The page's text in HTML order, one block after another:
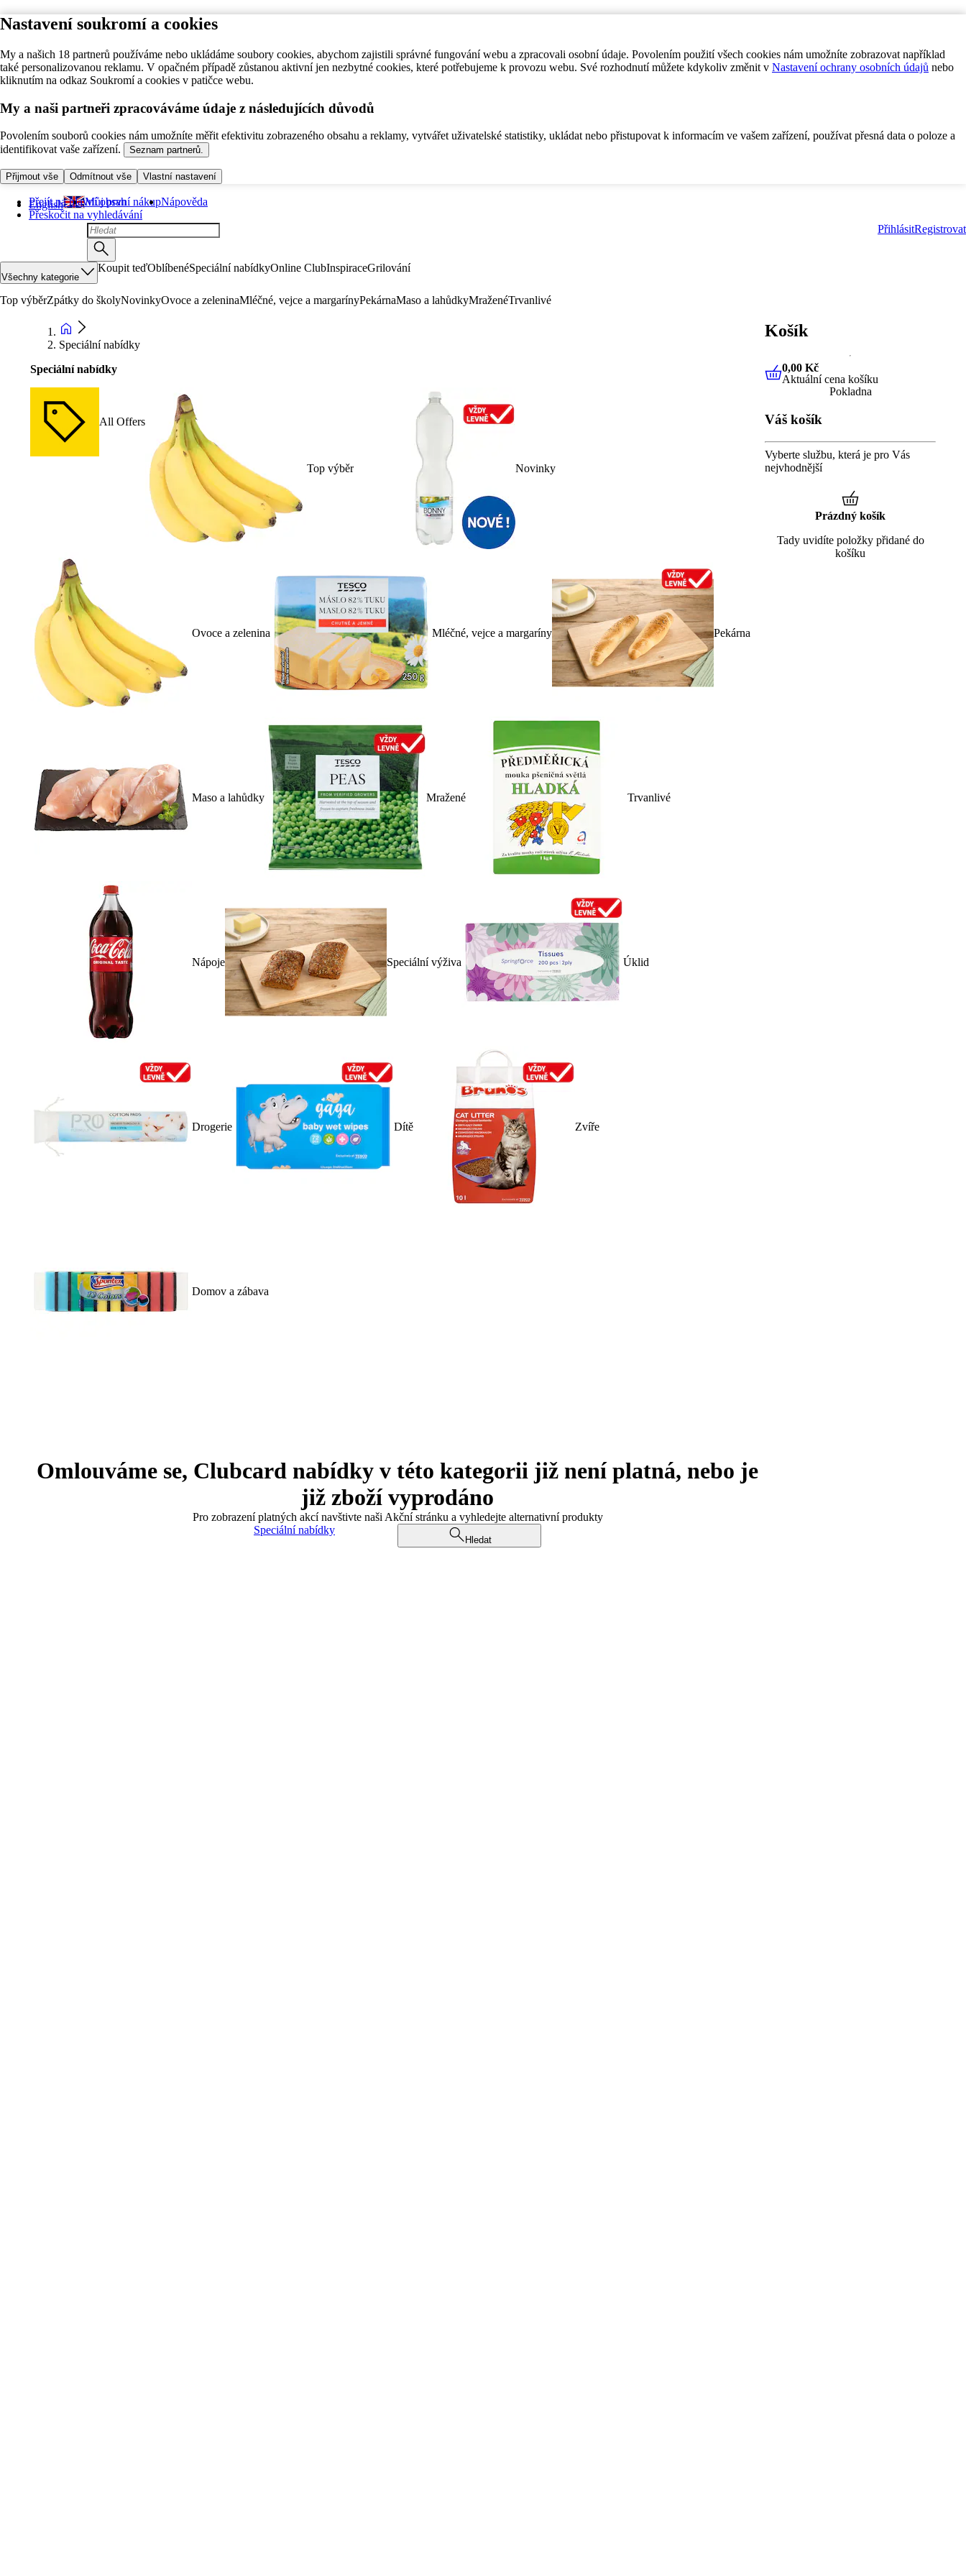
Nastavení soukromí a cookies
My a našich 18 partnerů používáme nebo ukládáme soubory cookies, abychom zajistili správné fungování webu a zpracovali osobní údaje. Povolením použití všech cookies nám umožníte zobrazovat například
také personalizovanou reklamu. V opačném případě zůstanou aktivní jen nezbytné cookies, které potřebujeme k provozu webu. Své rozhodnutí můžete kdykoliv změnit v Nastavení ochrany osobních údajů nebo
kliknutím na odkaz Soukromí a cookies v patičce webu.
My a naši partneři zpracováváme údaje z následujících důvodů
Povolením souborů cookies nám umožníte měřit efektivitu zobrazeného obsahu a reklamy, vytvářet uživatelské statistiky, ukládat nebo přistupovat k informacím ve vašem zařízení, používat přesná data o poloze a
identifikovat vaše zařízení.
Seznam partnerů.
Přijmout vše Odmítnout vše Vlastní nastavení
Přejít na hlavní obsah
Přeskočit na vyhledávání
English Můj první nákupNápověda
PřihlásitRegistrovat
Všechny kategorie
Koupit teďOblíbenéSpeciální nabídkyOnline ClubInspiraceGrilování
Top výběrZpátky do školyNovinkyOvoce a zeleninaMléčné, vejce a margarínyPekárnaMaso a lahůdkyMraženéTrvanlivé
Speciální nabídky
Speciální nabídky
All Offers
Top výběr Novinky
Ovoce a zelenina Mléčné, vejce a margaríny Pekárna
Maso a lahůdky Mražené Trvanlivé
Nápoje Speciální výživa Úklid
Drogerie Dítě Zvíře
Domov a zábava
Omlouváme se, Clubcard nabídky v této kategorii již není platná, nebo je
již zboží vyprodáno
Pro zobrazení platných akcí navštivte naši Akční stránku a vyhledejte alternativní produkty
Speciální nabídky
Hledat
Košík
0,00 KčAktuální cena košíku
0,00 Kč
Aktuální cena košíku
Pokladna
Váš košík
Vyberte službu, která je pro Vás
nejvhodnější
Prázdný košík
Tady uvidíte položky přidané do
košíku